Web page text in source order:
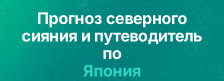
Прогноз северного
сияния и путеводитель
по
Япония